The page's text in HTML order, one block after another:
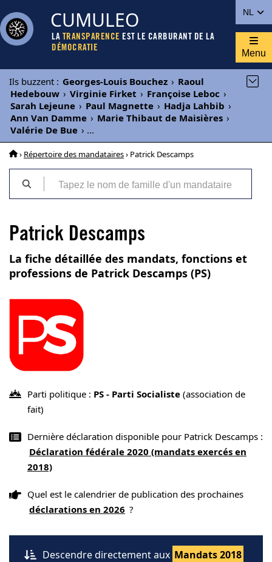
NL
CUMULEO
LA TRANSPARENCE EST LE CARBURANT DE LA
DÉMOCRATIE
Menu
Ils buzzent : Georges-Louis Bouchez › Raoul
Hedebouw › Virginie Firket › Françoise Leboc ›
Sarah Lejeune › Paul Magnette › Hadja Lahbib ›
Ann Van Damme › Marie Thibaut de Maisières ›
Valérie De Bue › ...
› Répertoire des mandataires› Patrick Descamps
Patrick Descamps
La fiche détaillée des mandats, fonctions et
professions de Patrick Descamps (PS)
Parti politique : PS - Parti Socialiste (association de
fait)
Dernière déclaration disponible pour Patrick Descamps :
Déclaration fédérale 2020 (mandats exercés en
2018)
Quel est le calendrier de publication des prochaines
déclarations en 2026 ?
Descendre directement aux Mandats 2018